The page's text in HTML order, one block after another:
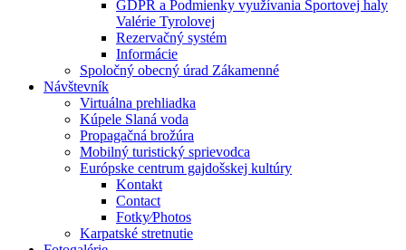
GDPR a Podmienky využívania Športovej haly
Valérie Tyrolovej
Rezervačný systém
Informácie
Spoločný obecný úrad Zákamenné
Návštevník
Virtuálna prehliadka
Kúpele Slaná voda
Propagačná brožúra
Mobilný turistický sprievodca
Európske centrum gajdošskej kultúry
Kontakt
Contact
Fotky⁄Photos
Karpatské stretnutie